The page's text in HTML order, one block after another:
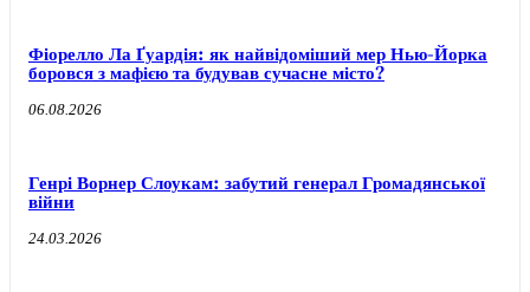
Фіорелло Ла Ґуардія: як найвідоміший мер Нью-Йорка
боровся з мафією та будував сучасне місто?
06.08.2026
Генрі Ворнер Слоукам: забутий генерал Громадянської
війни
24.03.2026